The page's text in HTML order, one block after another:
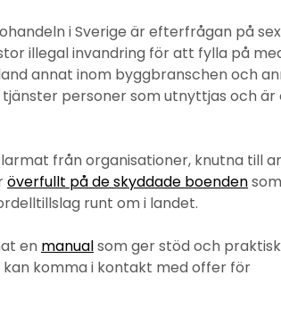
i Sverige är efterfrågan på
illegal invandring för att fylla på
annat inom byggbranschen och
personer som utnyttjas och
från organisationer, knutna till
överfullt på de skyddade boendensom
runt om i landet.
en manualsom ger stöd och
komma i kontakt med offer för